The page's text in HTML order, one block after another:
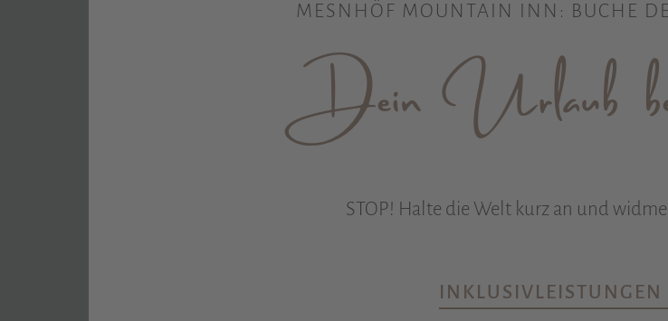
MESNHÖF MOUNTAIN INN: BUCHE
Dein Urlaub
STOP! Halte die Welt kurz an und